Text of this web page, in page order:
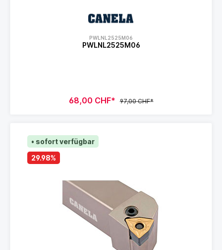
PWLNL2525M06
PWLNL2525M06
68,00 CHF* 97,00 CHF*
• sofort verfügbar
29.98%